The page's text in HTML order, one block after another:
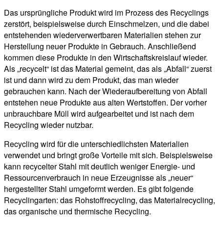
Das ursprüngliche Produkt wird im Prozess des Recyclings
zerstört, beispielsweise durch Einschmelzen, und die dabei
entstehenden wiederverwertbaren Materialien stehen zur
Herstellung neuer Produkte in Gebrauch. Anschließend
kommen diese Produkte in den Wirtschaftskreislauf wieder.
Als „recycelt“ ist das Material gemeint, das als „Abfall“ zuerst
ist und dann wird zu dem Produkt, das man wieder
gebrauchen kann. Nach der Wiederaufbereitung von Abfall
entstehen neue Produkte aus alten Wertstoffen. Der vorher
unbrauchbare Müll wird aufgearbeitet und ist nach dem
Recycling wieder nutzbar.
Recycling wird für die unterschiedlichsten Materialien
verwendet und bringt große Vorteile mit sich. Beispielsweise
kann recycelter Stahl mit deutlich weniger Energie- und
Ressourcenverbrauch in neue Erzeugnisse als „neuer“
hergestellter Stahl umgeformt werden. Es gibt folgende
Recyclingarten: das Rohstoffrecycling, das Materialrecycling,
das organische und thermische Recycling.